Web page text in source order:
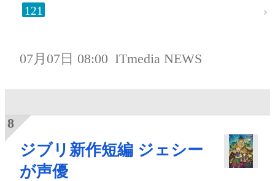
121
07月07日 08:00 ITmedia NEWS
ジブリ新作短編 ジェシー
が声優